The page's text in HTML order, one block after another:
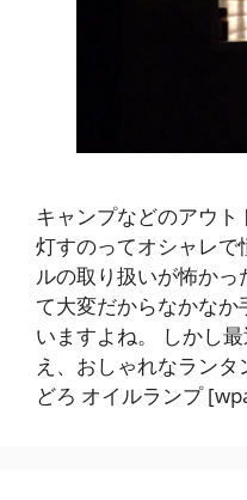
キャンプなどのアウ
灯すのってオシャレで
ルの取り扱いが怖か
て大変だからなかな
いますよね。 しかし
え、おしゃれなラン
どろ オイルランプ